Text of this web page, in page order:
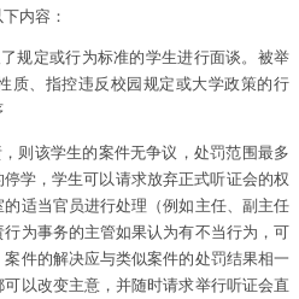
内容：
规定或行为标准的学生进行面谈。被举
质、指控违反校园规定或大学政策的行
则该学生的案件无争议，处罚范围最多
学，学生可以请求放弃正式听证会的权
适当官员进行处理（例如主任、副主任
为事务的主管如果认为有不当行为，可
件的解决应与类似案件的处罚结果相一
以改变主意，并随时请求举行听证会直